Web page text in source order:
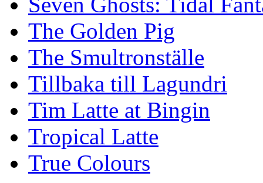
The Golden Pig
The Smultronställe
Tillbaka till Lagundri
Tim Latte at Bingin
Tropical Latte
True Colours